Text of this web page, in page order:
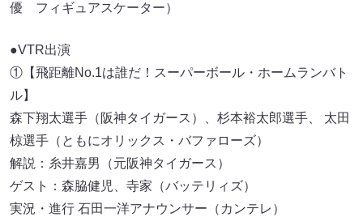
優 フィギュアスケーター）
●VTR出演
①【飛距離No.1は誰だ！スーパーボール・ホームランバト
ル】
森下翔太選手（阪神タイガース）、杉本裕太郎選手、 太田
椋選手（ともにオリックス・バファローズ）
解説：糸井嘉男（元阪神タイガース）
ゲスト：森脇健児、寺家（バッテリィズ）
実況・進行 石田一洋アナウンサー（カンテレ）